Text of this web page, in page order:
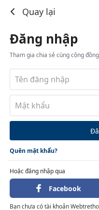
Quay lại
Đăng nhập
Tham gia chia sẻ cùng cộng
Quên mật khẩu?
Hoặc đăng nhập qua
Facebook
Bạn chưa có tài khoản